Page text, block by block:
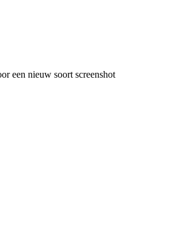
een nieuw soort screenshot